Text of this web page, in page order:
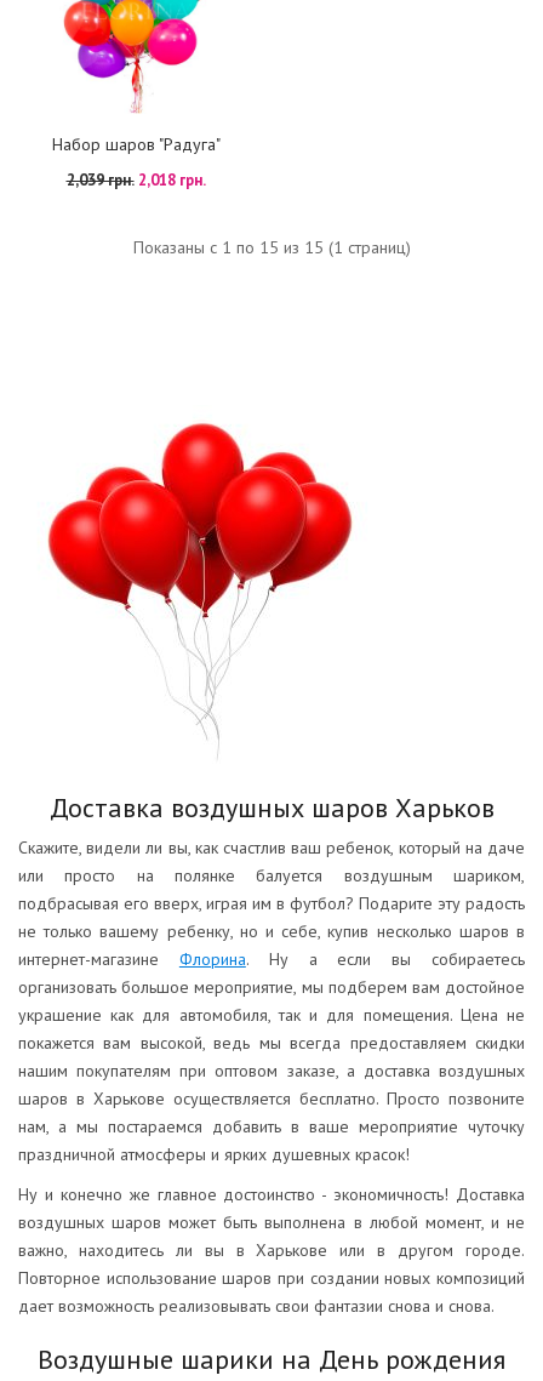
Набор шаров "Радуга"
2,039 грн. 2,018 грн.
Показаны с 1 по 15 из 15 (1 страниц)
Доставка воздушных шаров Харьков
Скажите, видели ли вы, как счастлив ваш ребенок, который на даче
или просто на полянке балуется воздушным шариком,
подбрасывая его вверх, играя им в футбол? Подарите эту радость
не только вашему ребенку, но и себе, купив несколько шаров в
интернет-магазине Флорина. Ну а если вы собираетесь
организовать большое мероприятие, мы подберем вам достойное
украшение как для автомобиля, так и для помещения. Цена не
покажется вам высокой, ведь мы всегда предоставляем скидки
нашим покупателям при оптовом заказе, а доставка воздушных
шаров в Харькове осуществляется бесплатно. Просто позвоните
нам, а мы постараемся добавить в ваше мероприятие чуточку
праздничной атмосферы и ярких душевных красок!
Ну и конечно же главное достоинство - экономичность! Доставка
воздушных шаров может быть выполнена в любой момент, и не
важно, находитесь ли вы в Харькове или в другом городе.
Повторное использование шаров при создании новых композиций
дает возможность реализовывать свои фантазии снова и снова.
Воздушные шарики на День рождения